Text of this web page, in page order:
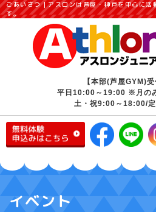
ごあいさつ｜アスロンは芦屋・神戸を中心に
す。
【本部(芦屋GYM)
平日10:00～19:00 ※月の
土・祝9:00～18:00/定
イベント